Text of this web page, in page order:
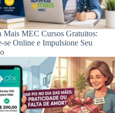
Mais MEC Cursos Gratuitos:
se Online e Impulsione Seu